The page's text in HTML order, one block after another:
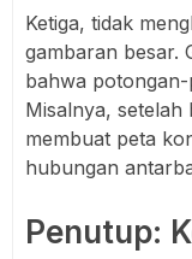
Ketiga, tidak
gambaran besar.
bahwa
Misalnya, setelah
membuat peta
hubungan
Penutup: